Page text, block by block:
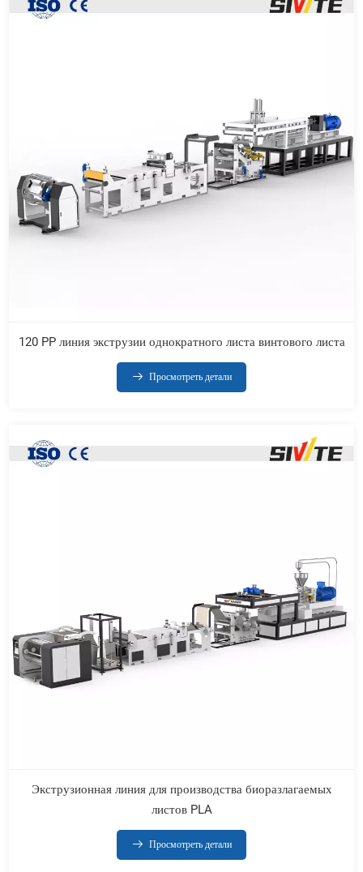
120 PP линия экструзии однократного листа винтового листа
Просмотреть детали
Экструзионная линия для производства биоразлагаемых
листов PLA
Просмотреть детали